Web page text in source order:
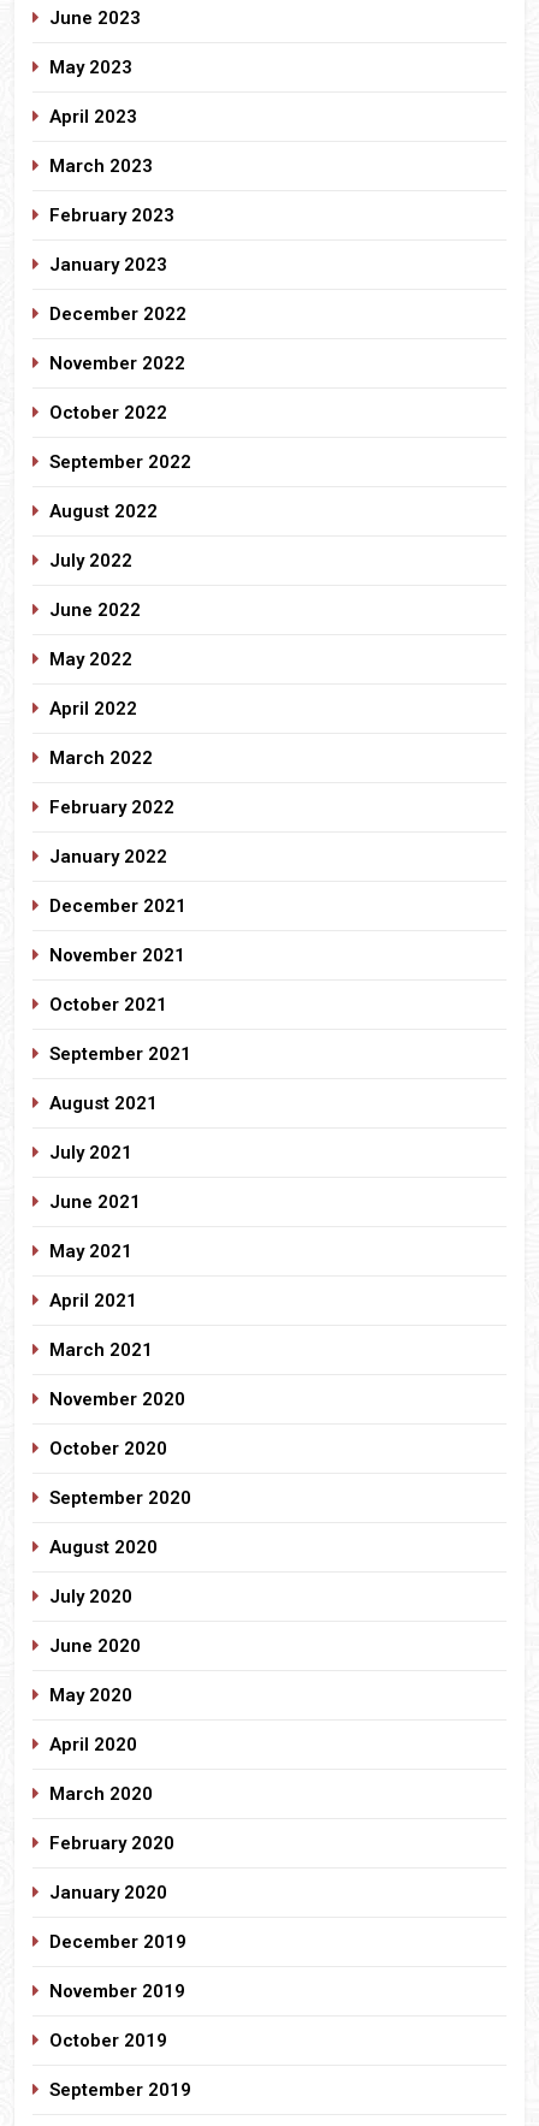
June 2023
May 2023
April 2023
March 2023
February 2023
January 2023
December 2022
November 2022
October 2022
September 2022
August 2022
July 2022
June 2022
May 2022
April 2022
March 2022
February 2022
January 2022
December 2021
November 2021
October 2021
September 2021
August 2021
July 2021
June 2021
May 2021
April 2021
March 2021
November 2020
October 2020
September 2020
August 2020
July 2020
June 2020
May 2020
April 2020
March 2020
February 2020
January 2020
December 2019
November 2019
October 2019
September 2019